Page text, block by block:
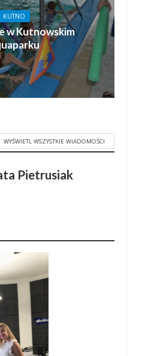
KUTNO
w Kutnowskim
WYŚWIETL WSZYSTKIE WIADOMOŚCI
Pietrusiak